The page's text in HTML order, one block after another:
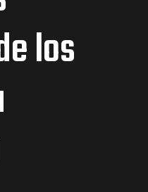
los